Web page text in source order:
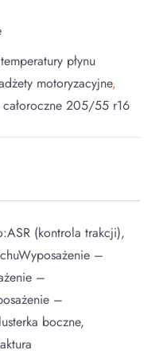
płynu
motoryzacyjne,
205/55 r16
(kontrola trakcji),
–
–
–
boczne,